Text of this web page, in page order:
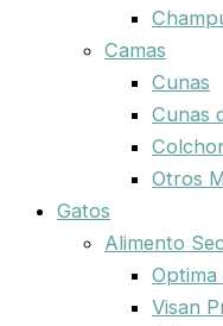
Camas
Cunas
Cunas
Otros
Gatos
Alimento
Optima
Visan